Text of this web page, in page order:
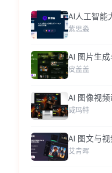
AI人工智能
紫思淼
AI 图片生
皮盖盖
AI 图像视
威玛特
AI 图文与
艾青晖